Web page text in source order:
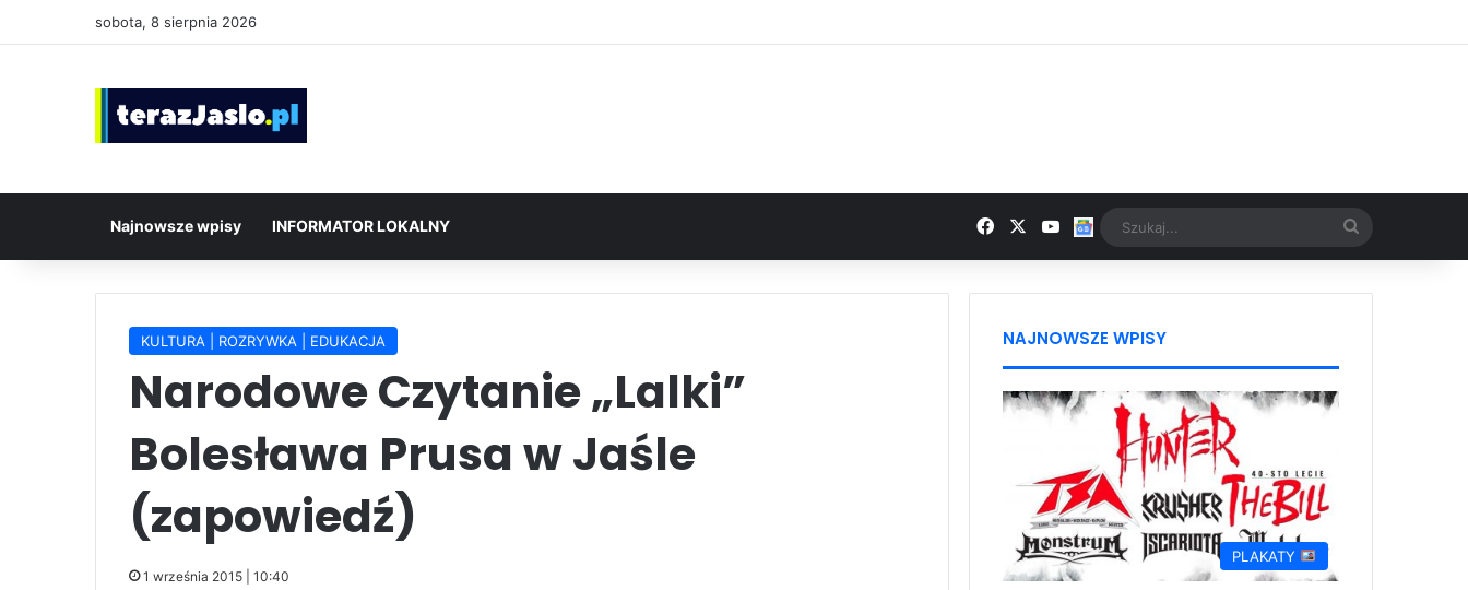
sobota, 8 sierpnia 2026
Najnowsze wpisy INFORMATOR LOKALNY FacebookYouTubeGoogle News
KULTURA | ROZRYWKA | EDUKACJA
Narodowe Czytanie „Lalki”
Bolesława Prusa w Jaśle
(zapowiedź)
1 września 2015 | 10:40
NAJNOWSZE WPISY
PLAKATY